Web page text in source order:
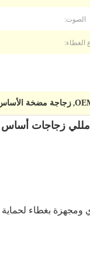
الصوت:
الغطاء:
, زجاجة مضخة الأساس
بغطاء